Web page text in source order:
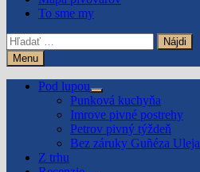
To sme my
Hľadať:
Menu
Pod lupou
Show
sub
menu
Punková kuchyňa
Imrove pivné postrehy
Petrov pivný týždeň
Bez záruky Guñéza Uleja
Z trhu